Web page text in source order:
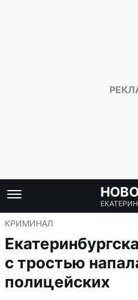
КРИМИНАЛ
с тростью
полицейских